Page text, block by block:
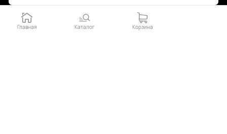
order@todayfashion.ru
Главная Каталог Корзина